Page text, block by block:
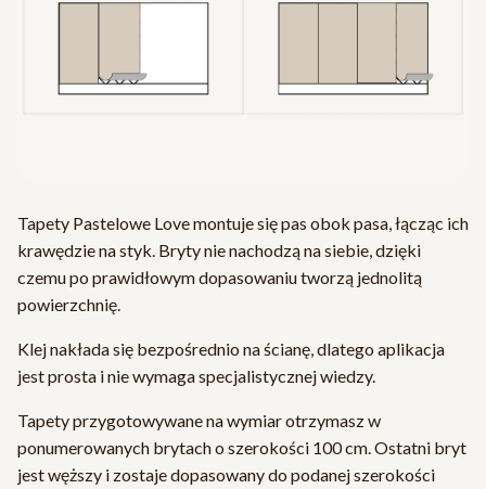
Tapety Pastelowe Love montuje się pas obok pasa, łącząc ich
krawędzie na styk. Bryty nie nachodzą na siebie, dzięki
czemu po prawidłowym dopasowaniu tworzą jednolitą
powierzchnię.
Klej nakłada się bezpośrednio na ścianę, dlatego aplikacja
jest prosta i nie wymaga specjalistycznej wiedzy.
Tapety przygotowywane na wymiar otrzymasz w
ponumerowanych brytach o szerokości 100 cm. Ostatni bryt
jest węższy i zostaje dopasowany do podanej szerokości